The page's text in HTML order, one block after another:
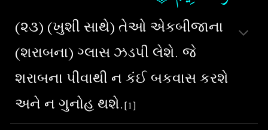
(૨૩) (ખુશી સાથે) તેઓ એકબીજાના
(શરાબના) ગ્લાસ ઝડપી લેશે. જે
શરાબના પીવાથી ન કંઈ બકવાસ કરશે
અને ન ગુનોહ થશે.[1]